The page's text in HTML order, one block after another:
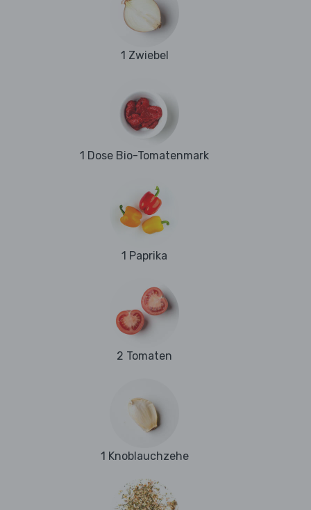
1 Zwiebel
1 Dose Bio-Tomatenmark
1 Paprika
2 Tomaten
1 Knoblauchzehe